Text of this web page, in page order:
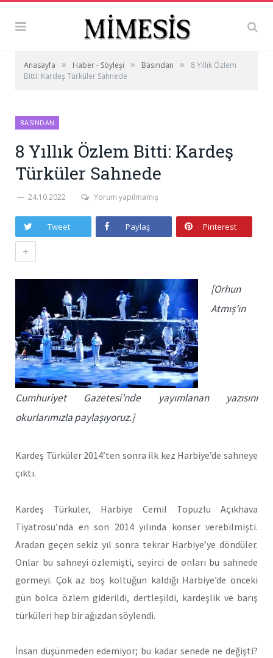
Anasayfa » Haber - Söyleşi » Basından »
8 Yıllık Özlem
Bitti: Kardeş Türküler Sahnede
BASINDAN
8 Yıllık Özlem Bitti: Kardeş
Türküler Sahnede
24.10.2022 Yorum yapılmamış
Tweet Paylaş Pinterest
+
[Orhun
Atmış’ın
Cumhuriyet Gazetesi’nde yayımlanan yazısını
okurlarımızla paylaşıyoruz.]
Kardeş Türküler 2014’ten sonra ilk kez Harbiye’de sahneye
çıktı.
Kardeş Türküler, Harbiye Cemil Topuzlu Açıkhava
Tiyatrosu’nda en son 2014 yılında konser verebilmişti.
Aradan geçen sekiz yıl sonra tekrar Harbiye’ye döndüler.
Onlar bu sahneyi özlemişti, seyirci de onları bu sahnede
görmeyi. Çok az boş koltuğun kaldığı Harbiye’de önceki
gün bolca özlem giderildi, dertleşildi, kardeşlik ve barış
türküleri hep bir ağızdan söylendi.
İnsan düşünmeden edemiyor; bu kadar senede ne değişti?